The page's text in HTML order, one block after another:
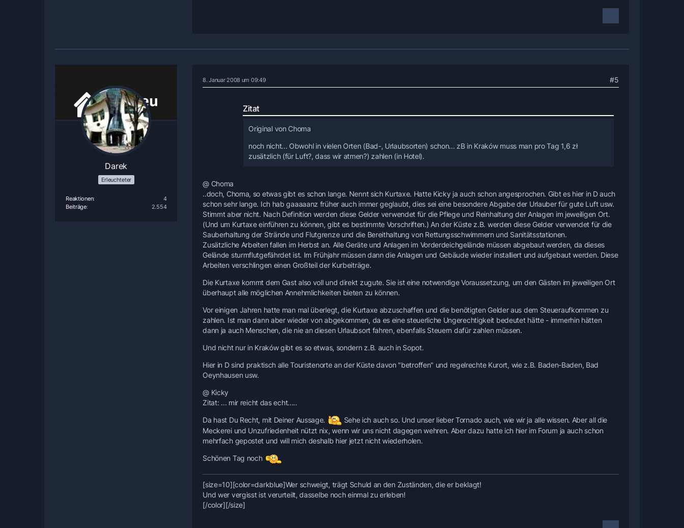
Darek
Erleuchteter
Reaktionen
4
Beiträge
2.554
8. Januar 2008 um 09:49 #5
Zitat
Original von Choma
noch nicht... Obwohl in vielen Orten (Bad-, Urlaubsorten) schon... zB in Kraków muss man pro Tag 1,6 zł
zusätzlich (für Luft?, dass wir atmen?) zahlen (in Hotel).
@ Choma
..doch, Choma, so etwas gibt es schon lange. Nennt sich Kurtaxe. Hatte Kicky ja auch schon angesprochen. Gibt es hier in D auch
schon sehr lange. Ich hab gaaaaanz früher auch immer geglaubt, dies sei eine besondere Abgabe der Urlauber für gute Luft usw.
Stimmt aber nicht. Nach Definition werden diese Gelder verwendet für die Pflege und Reinhaltung der Anlagen im jeweiligen Ort.
(Und um Kurtaxe einführen zu können, gibt es bestimmte Vorschriften.) An der Küste z.B. werden diese Gelder verwendet für die
Sauberhaltung der Strände und Flutgrenze und die Bereithaltung von Rettungsschwimmern und Sanitätsstationen.
Zusätzliche Arbeiten fallen im Herbst an. Alle Geräte und Anlagen im Vorderdeichgelände müssen abgebaut werden, da dieses
Gelände sturmflutgefährdet ist. Im Frühjahr müssen dann die Anlagen und Gebäude wieder installiert und aufgebaut werden. Diese
Arbeiten verschlingen einen Großteil der Kurbeiträge.
Die Kurtaxe kommt dem Gast also voll und direkt zugute. Sie ist eine notwendige Voraussetzung, um den Gästen im jeweiligen Ort
überhaupt alle möglichen Annehmlichkeiten bieten zu können.
Vor einigen Jahren hatte man mal überlegt, die Kurtaxe abzuschaffen und die benötigten Gelder aus dem Steueraufkommen zu
zahlen. Ist man dann aber wieder von abgekommen, da es eine steuerliche Ungerechtigkeit bedeutet hätte - immerhin hätten
dann ja auch Menschen, die nie an diesen Urlaubsort fahren, ebenfalls Steuern dafür zahlen müssen.
Und nicht nur in Kraków gibt es so etwas, sondern z.B. auch in Sopot.
Hier in D sind praktisch alle Touristenorte an der Küste davon "betroffen" und regelrechte Kurort, wie z.B. Baden-Baden, Bad
Oeynhausen usw.
@ Kicky
Zitat: ... mir reicht das echt.....
Da hast Du Recht, mit Deiner Aussage.
Sehe ich auch so. Und unser lieber Tornado auch, wie wir ja alle wissen. Aber all die
Meckerei und Unzufriedenheit nützt nix, wenn wir uns nicht dagegen wehren. Aber dazu hatte ich hier im Forum ja auch schon
mehrfach gepostet und will mich deshalb hier jetzt nicht wiederholen.
Schönen Tag noch
[size=10][color=darkblue]Wer schweigt, trägt Schuld an den Zuständen, die er beklagt!
Und wer vergisst ist verurteilt, dasselbe noch einmal zu erleben!
[/color][/size]